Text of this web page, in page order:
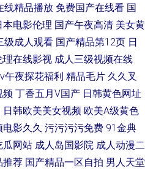
线精品播放 免费国产在线看 国
本电影伦理 国产午夜高清 美女黄
级成人观看 国产精品第12页 日
理在线影视 成人三级视频在线
午夜探花福利 精品毛片 久久叉
频 丁香五月V国产 日韩黄色网址
日韩欧美美女视频 欧美A级黄色
影久久 污污污污免费 91金典
瓜网站 成人岛国影院 成人动漫二
推荐 国产精品一区自拍 男人天堂